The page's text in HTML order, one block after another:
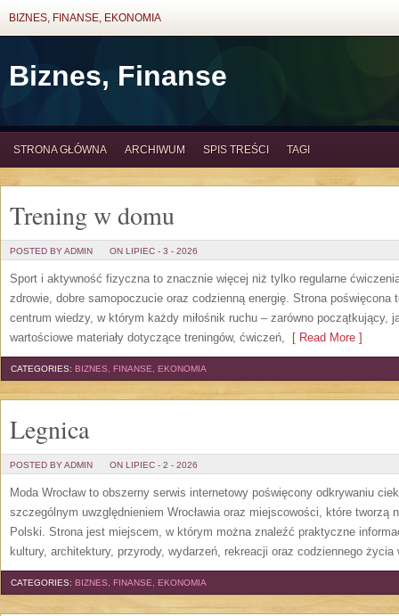
BIZNES, FINANSE, EKONOMIA
Biznes, Finanse
STRONA GŁÓWNA ARCHIWUM SPIS TREŚCI TAGI
Trening w domu
POSTED BY ADMIN ON LIPIEC - 3 - 2026
Sport i aktywność fizyczna to znacznie więcej niż tylko regularne
zdrowie, dobre samopoczucie oraz codzienną energię. Strona poświęcona
centrum wiedzy, w którym każdy miłośnik ruchu – zarówno początkujący,
wartościowe materiały dotyczące treningów, ćwiczeń, [ Read More ]
CATEGORIES: BIZNES, FINANSE, EKONOMIA
Legnica
POSTED BY ADMIN ON LIPIEC - 2 - 2026
Moda Wrocław to obszerny serwis internetowy poświęcony odkrywaniu
szczególnym uwzględnieniem Wrocławia oraz miejscowości, które
Polski. Strona jest miejscem, w którym można znaleźć praktyczne
kultury, architektury, przyrody, wydarzeń, rekreacji oraz codziennego życia
CATEGORIES: BIZNES, FINANSE, EKONOMIA